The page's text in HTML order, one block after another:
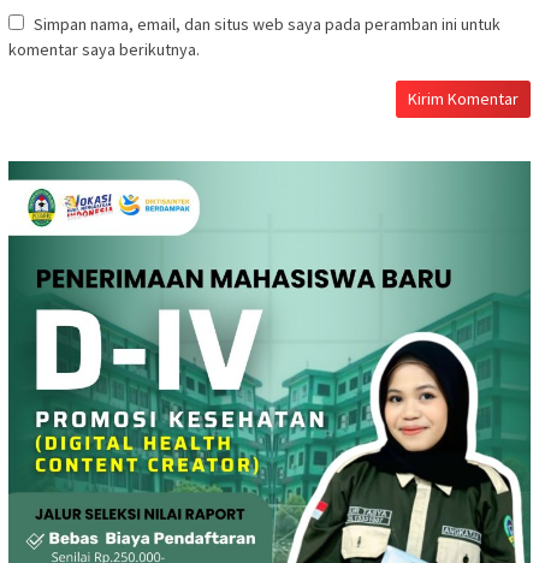
Simpan nama, email, dan situs web saya pada peramban ini untuk
komentar saya berikutnya.